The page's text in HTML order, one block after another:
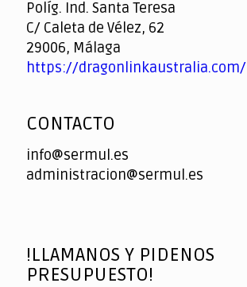
Políg. Ind. Santa Teresa
C/ Caleta de Vélez, 62
29006, Málaga
https://dragonlinkaustralia.com/
CONTACTO
info@sermul.es
administracion@sermul.es
!LLAMANOS Y PIDENOS
PRESUPUESTO!